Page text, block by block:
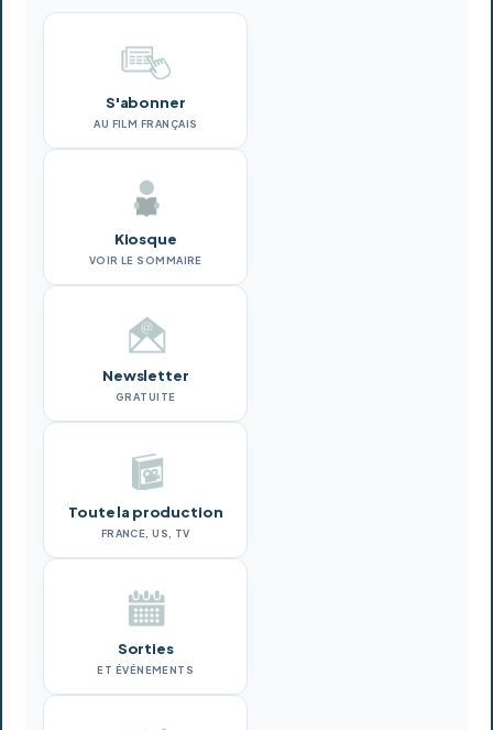
S'abonner
AU FILM FRANÇAIS
Kiosque
VOIR LE SOMMAIRE
Newsletter
GRATUITE
Toute la production
FRANCE, US, TV
Sorties
ET ÉVÉNEMENTS